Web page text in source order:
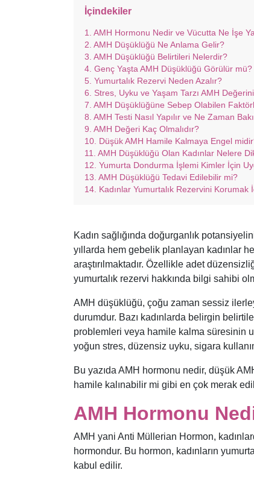
İçindekiler
AMH Hormonu Nedir ve Vücutta Ne İşe
AMH Düşüklüğü Ne Anlama Gelir?
AMH Düşüklüğü Belirtileri Nelerdir?
Genç Yaşta AMH Düşüklüğü Görülür mü?
Yumurtalık Rezervi Neden Azalır?
Stres, Uyku ve Yaşam Tarzı AMH
AMH Düşüklüğüne Sebep Olabilen
AMH Testi Nasıl Yapılır ve Ne Zaman
AMH Değeri Kaç Olmalıdır?
Düşük AMH Hamile Kalmaya Engel
AMH Düşüklüğü Olan Kadınlar Nelere
Yumurta Dondurma İşlemi Kimler İçin
AMH Düşüklüğü Tedavi Edilebilir mi?
Kadınlar Yumurtalık Rezervini Korumak
Kadın sağlığında doğurganlık
yıllarda hem gebelik planlayan kadınlar
araştırılmaktadır. Özellikle adet
yumurtalık rezervi hakkında bilgi sahibi
AMH düşüklüğü, çoğu zaman sessiz
durumdur. Bazı kadınlarda belirgin
problemleri veya hamile kalma süresinin
yoğun stres, düzensiz uyku, sigara
Bu yazıda AMH hormonu nedir, düşük
hamile kalınabilir mi gibi en çok merak
AMH Hormonu
AMH yani Anti Müllerian Hormon,
hormondur. Bu hormon, kadınların
kabul edilir.